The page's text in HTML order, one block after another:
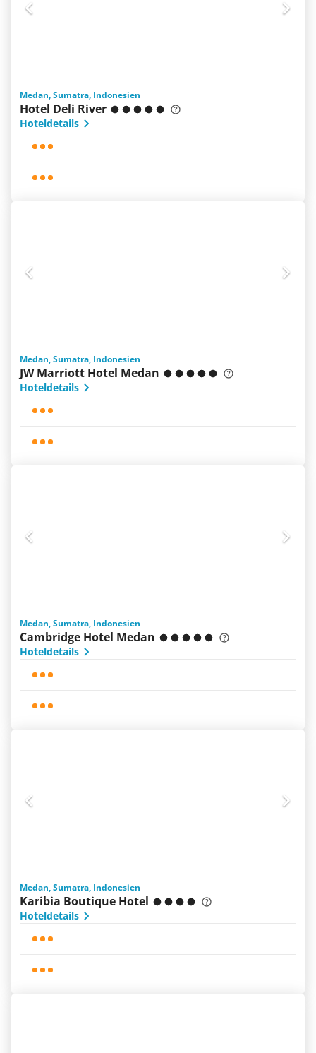
Medan, Sumatra, Indonesien
Hotel Deli River
Hoteldetails
Medan, Sumatra, Indonesien
JW Marriott Hotel Medan
Hoteldetails
Medan, Sumatra, Indonesien
Cambridge Hotel Medan
Hoteldetails
Medan, Sumatra, Indonesien
Karibia Boutique Hotel
Hoteldetails